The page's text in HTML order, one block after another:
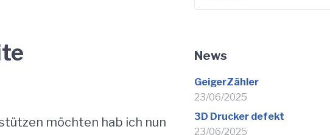
möchten hab ich nun
News
GeigerZähler
23/06/2025
3D Drucker defekt
23/06/2025